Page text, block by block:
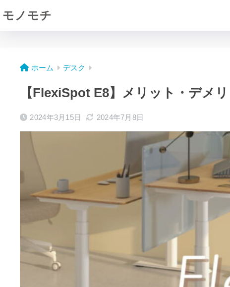
モノモチ
ホーム デスク
【FlexiSpot E8】メリット・デメ
2024年3月15日 2024年7月8日